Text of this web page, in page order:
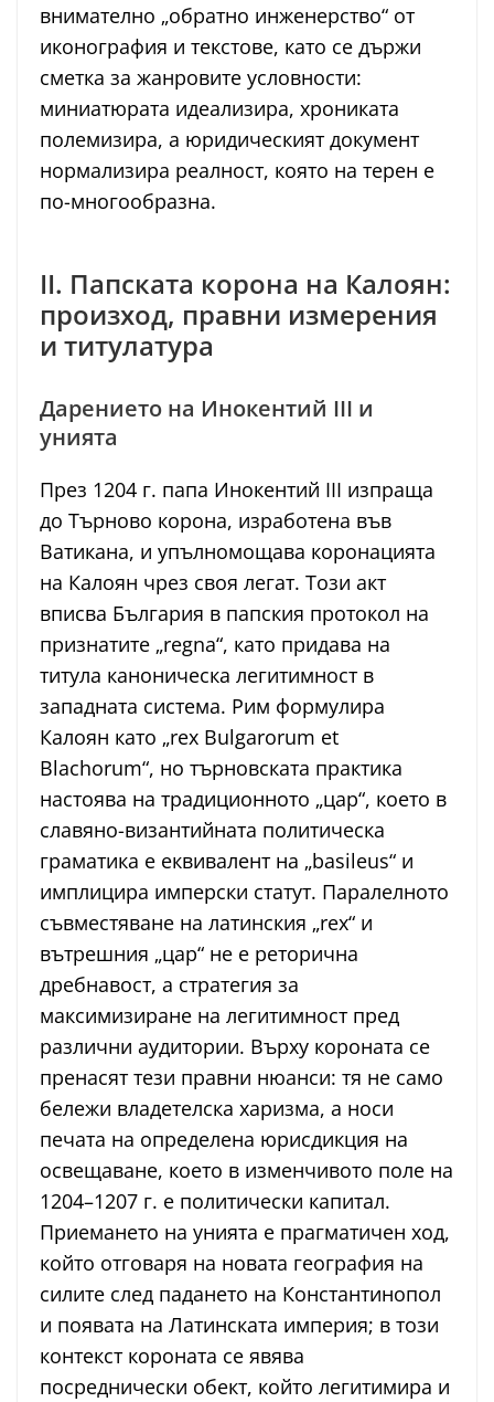
внимателно „обратно инженерство“ от
иконография и текстове, като се държи
сметка за жанровите условности:
миниатюрата идеализира, хрониката
полемизира, а юридическият документ
нормализира реалност, която на терен е
по-многообразна.
II. Папската корона на Калоян:
произход, правни измерения
и титулатура
Дарението на Инокентий III и
унията
През 1204 г. папа Инокентий III изпраща
до Търново корона, изработена във
Ватикана, и упълномощава коронацията
на Калоян чрез своя легат. Този акт
вписва България в папския протокол на
признатите „regna“, като придава на
титула каноническа легитимност в
западната система. Рим формулира
Калоян като „rex Bulgarorum et
Blachorum“, но търновската практика
настоява на традиционното „цар“, което в
славяно-византийната политическа
граматика е еквивалент на „basileus“ и
имплицира имперски статут. Паралелното
съвместяване на латинския „rex“ и
вътрешния „цар“ не е реторична
дребнавост, а стратегия за
максимизиране на легитимност пред
различни аудитории. Върху короната се
пренасят тези правни нюанси: тя не само
бележи владетелска харизма, а носи
печата на определена юрисдикция на
освещаване, което в изменчивото поле на
1204–1207 г. е политически капитал.
Приемането на унията е прагматичен ход,
който отговаря на новата география на
силите след падането на Константинопол
и появата на Латинската империя; в този
контекст короната се явява
посреднически обект, който легитимира и